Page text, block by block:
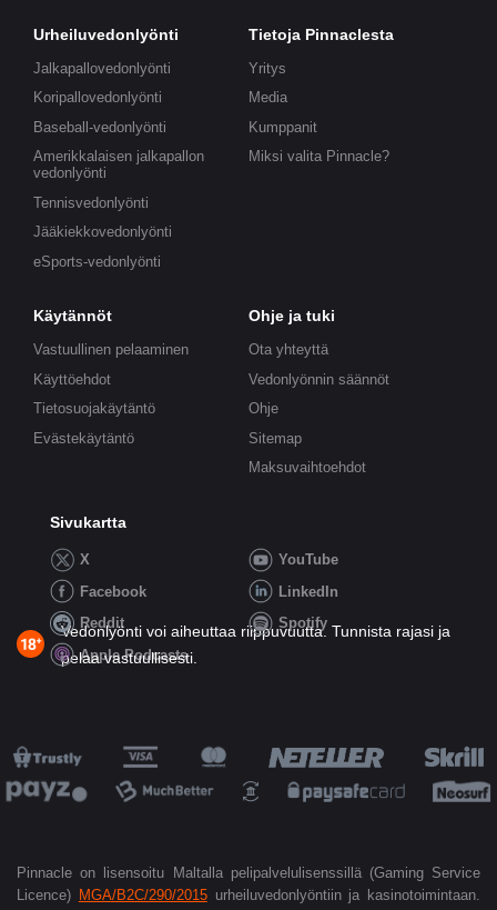
Urheiluvedonlyönti
Jalkapallovedonlyönti
Koripallovedonlyönti
Baseball-vedonlyönti
Amerikkalaisen jalkapallon
vedonlyönti
Tennisvedonlyönti
Jääkiekkovedonlyönti
eSports-vedonlyönti
Tietoja Pinnaclesta
Yritys
Media
Kumppanit
Miksi valita Pinnacle?
Käytännöt
Vastuullinen pelaaminen
Käyttöehdot
Tietosuojakäytäntö
Evästekäytäntö
Ohje ja tuki
Ota yhteyttä
Vedonlyönnin säännöt
Ohje
Sitemap
Maksuvaihtoehdot
Sivukartta
X
YouTube
Facebook
LinkedIn
Reddit
Spotify
Apple Podcasts
Vedonlyönti voi aiheuttaa riippuvuutta. Tunnista rajasi ja
pelaa vastuullisesti.
Pinnacle on lisensoitu Maltalla pelipalvelulisenssillä (Gaming Service
Licence) MGA/B2C/290/2015urheiluvedonlyöntiin ja kasinotoimintaan.